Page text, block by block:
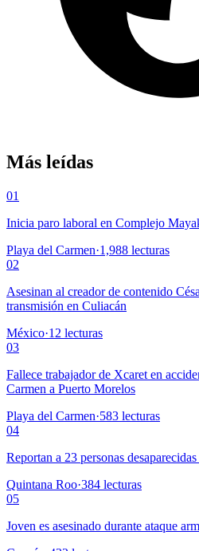
Más leídas
01
Inicia paro laboral en Complejo
Playa del Carmen·1,988 lecturas
02
Asesinan al creador de contenido
transmisión en Culiacán
México·12 lecturas
03
Fallece trabajador de Xcaret en
Carmen a Puerto Morelos
Playa del Carmen·583 lecturas
04
Reportan a 23 personas
Quintana Roo·384 lecturas
05
Joven es asesinado durante ataque